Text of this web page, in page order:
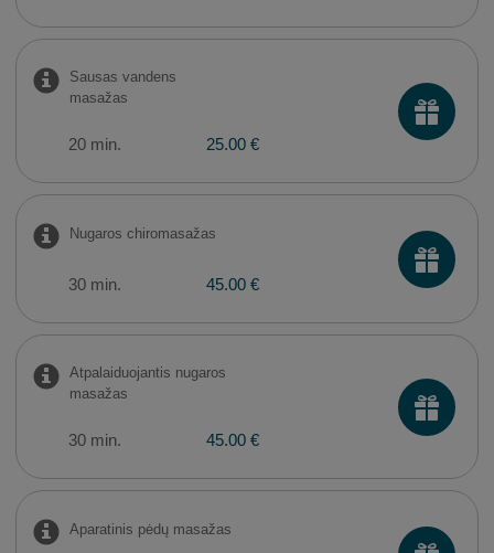
Sausas vandens
masažas
20 min. 25.00 €
Nugaros chiromasažas
30 min. 45.00 €
Atpalaiduojantis nugaros
masažas
30 min. 45.00 €
Aparatinis pėdų masažas